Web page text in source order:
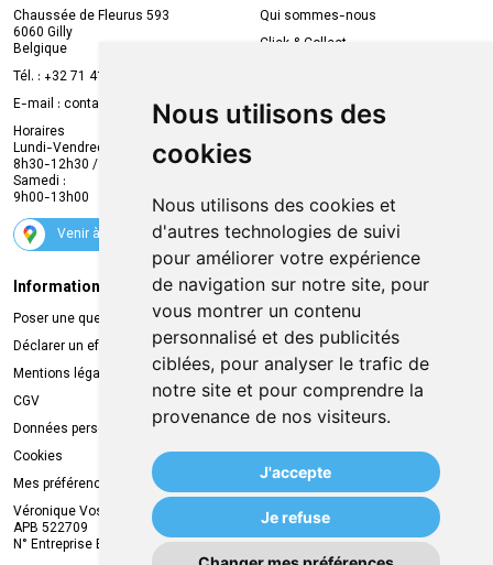
Nous utilisons des
cookies
Nous utilisons des cookies et
d'autres technologies de suivi
pour améliorer votre expérience
de navigation sur notre site, pour
vous montrer un contenu
personnalisé et des publicités
ciblées, pour analyser le trafic de
notre site et pour comprendre la
provenance de nos visiteurs.
J'accepte
Je refuse
Chaussée de Fleurus 593
6060 Gilly
Belgique
Tél. : +32 71 41 32 10
E-mail : contact
mvapharma.be
Horaires
Lundi-Vendredi :
8h30-12h30 / 13h30-18h30
Samedi :
9h00-13h00
Venir à la pharmacie
Qui sommes-nous
Click & Collect
Compte professionnel
Envoi d’ordonnance
Suivez-nous
Informations légales
Poser une question
Déclarer un effet indésirable
Mentions légales
CGV
Données personnelles
Cookies
Mes préférences Cookies
Véronique Vos
APB 522709
N° Entreprise BE0749.944.612
Livraison
Retrait à la pharmacie
Livraison chez vous
Livraison dans un Point Relais